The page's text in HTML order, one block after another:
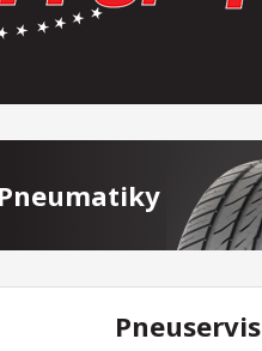
Pneumatiky
Pneuservis